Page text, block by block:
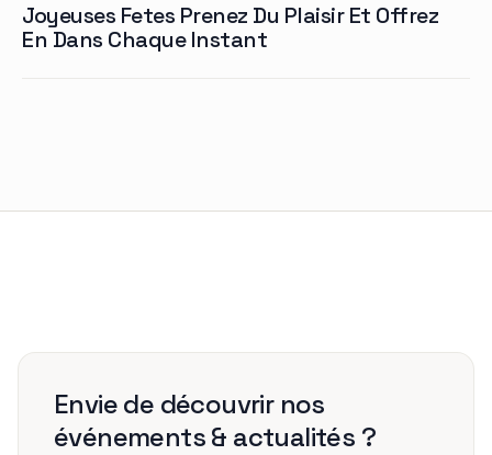
Joyeuses Fetes Prenez Du Plaisir Et Offrez
En Dans Chaque Instant
Envie de découvrir nos
événements & actualités ?